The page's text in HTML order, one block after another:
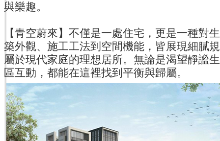
與樂趣。
【青空蔚來】不僅是一處住宅，更是一種對
築外觀、施工工法到空間機能，皆展現細膩
屬於現代家庭的理想居所。無論是渴望靜謐
區互動，都能在這裡找到平衡與歸屬。